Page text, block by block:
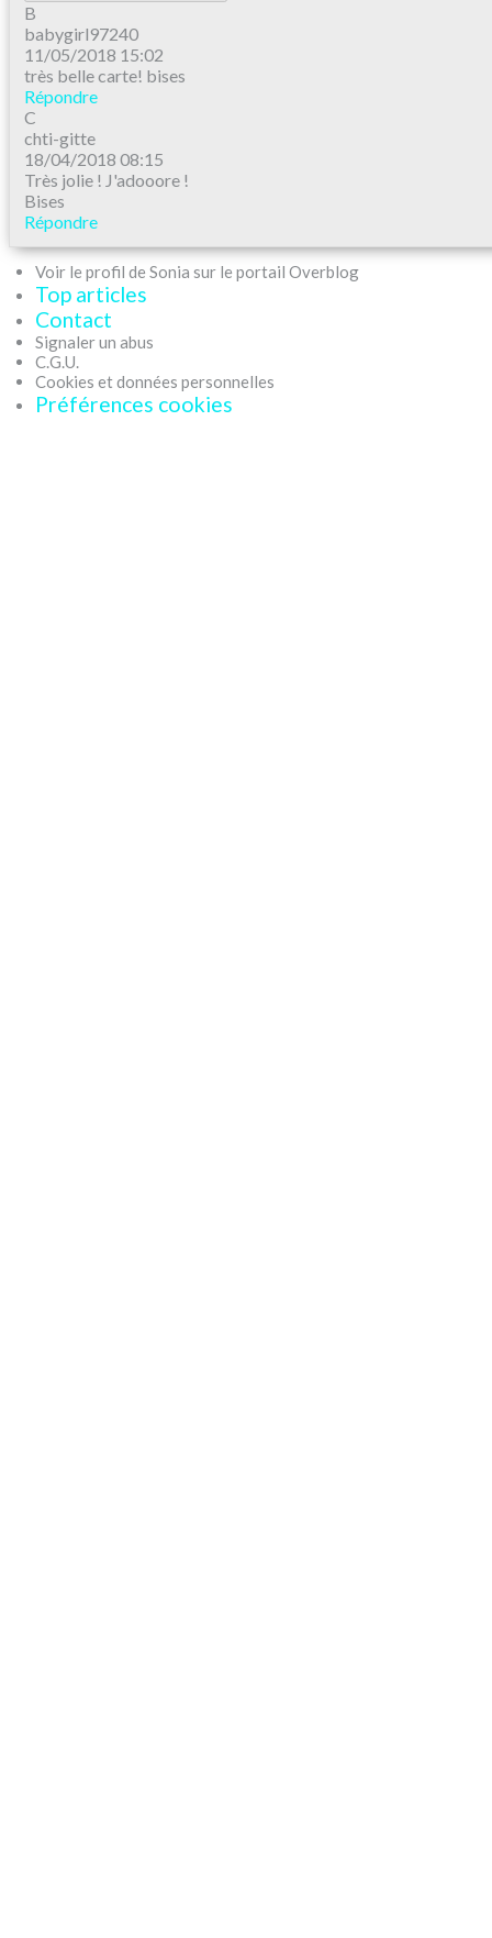
B
babygirl97240
11/05/2018 15:02
très belle carte! bises
Répondre
C
chti-gitte
18/04/2018 08:15
Très jolie ! J'adooore !
Bises
Répondre
Voir le profil de Sonia sur le portail Overblog
Top articles
Contact
Signaler un abus
C.G.U.
Cookies et données personnelles
Préférences cookies